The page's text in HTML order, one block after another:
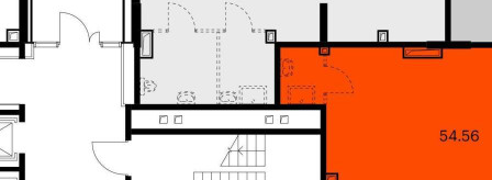
Получить контакты
Посмотреть на карте
Продаётся нежилое помещение свободного назначения в
новом жилом районе Таллинский парк от ПИК. Открытая
планировка, витринное остекление, удобный вход на уровне
земли. Помещение (номер на площадке: 1) расположено по
адресу: Ленинградская область, Ломоносовский
муниципальный район, МО Аннинское городское посел...
295 (+1)
Навигация